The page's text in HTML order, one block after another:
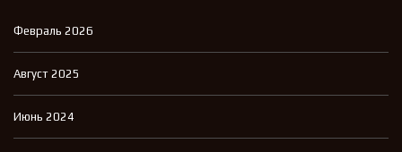
Февраль 2026
Август 2025
Июнь 2024